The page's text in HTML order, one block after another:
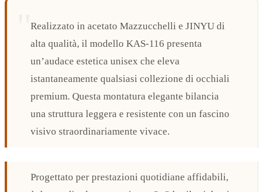
Realizzato in acetato Mazzucchelli e JINYU di
alta qualità, il modello KAS-116 presenta
un’audace estetica unisex che eleva
istantaneamente qualsiasi collezione di occhiali
premium. Questa montatura elegante bilancia
una struttura leggera e resistente con un fascino
visivo straordinariamente vivace.
Progettato per prestazioni quotidiane affidabili,